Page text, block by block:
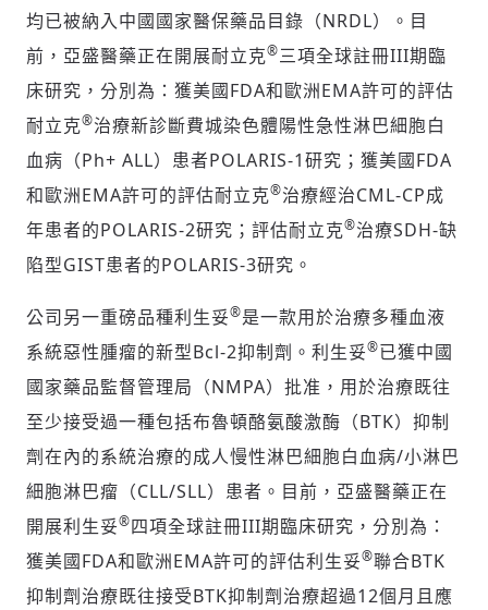
均已被納入中國國家醫保藥品目錄（NRDL）。目
前，亞盛醫藥正在開展耐立克®三項全球註冊III期臨
床研究，分別為：獲美國FDA和歐洲EMA許可的評估
耐立克®治療新診斷費城染色體陽性急性淋巴細胞白
血病（Ph+ ALL）患者POLARIS-1研究；獲美國FDA
和歐洲EMA許可的評估耐立克®治療經治CML-CP成
年患者的POLARIS-2研究；評估耐立克®治療SDH-缺
陷型GIST患者的POLARIS-3研究。
公司另一重磅品種利生妥®是一款用於治療多種血液
系統惡性腫瘤的新型Bcl-2抑制劑。利生妥®已獲中國
國家藥品監督管理局（NMPA）批准，用於治療既往
至少接受過一種包括布魯頓酪氨酸激酶（BTK）抑制
劑在內的系統治療的成人慢性淋巴細胞白血病/小淋巴
細胞淋巴瘤（CLL/SLL）患者。目前，亞盛醫藥正在
開展利生妥®四項全球註冊III期臨床研究，分別為：
獲美國FDA和歐洲EMA許可的評估利生妥®聯合BTK
抑制劑治療既往接受BTK抑制劑治療超過12個月且應